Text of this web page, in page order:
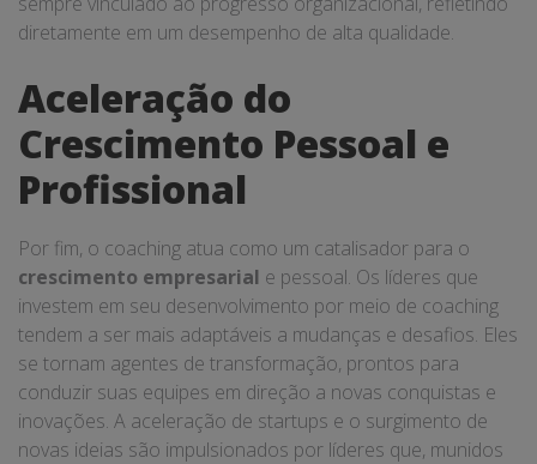
diretamente em um desempenho de alta qualidade.
Aceleração do
Crescimento Pessoal e
Profissional
Por fim, o coaching atua como um catalisador para o
crescimento empresarial e pessoal. Os líderes que
investem em seu desenvolvimento por meio de coaching
tendem a ser mais adaptáveis a mudanças e desafios. Eles
se tornam agentes de transformação, prontos para
conduzir suas equipes em direção a novas conquistas e
inovações. A aceleração de startups e o surgimento de
novas ideias são impulsionados por líderes que, munidos